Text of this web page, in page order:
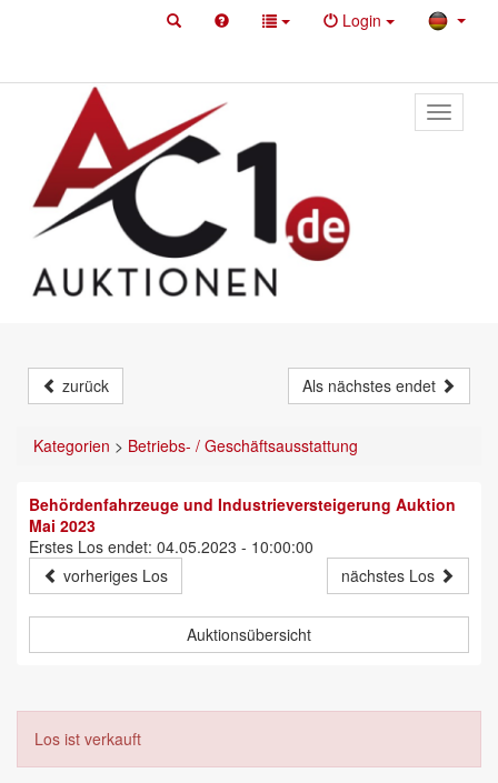
Login
Toggle
primary
zurück Als nächstes endet
Kategorien > Betriebs- / Geschäftsausstattung
Behördenfahrzeuge und Industrieversteigerung Auktion
Mai 2023
Erstes Los endet: 04.05.2023 - 10:00:00
vorheriges Los
nächstes Los
Auktionsübersicht
Los ist verkauft